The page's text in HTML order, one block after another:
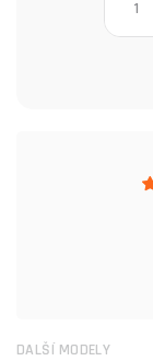
DALŠÍ MODELY